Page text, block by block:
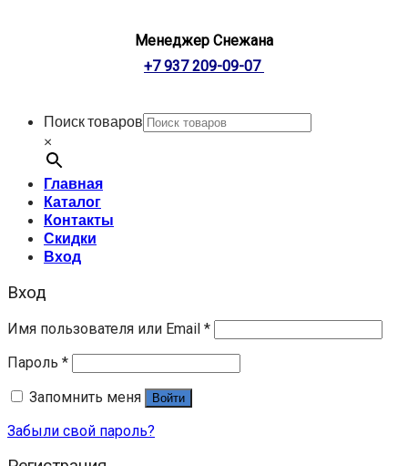
Менеджер Снежана
+7 937 209-09-07
Поиск товаров
×
Главная
Каталог
Контакты
Скидки
Вход
Вход
Имя пользователя или Email *
Пароль *
Запомнить меня
Войти
Забыли свой пароль?